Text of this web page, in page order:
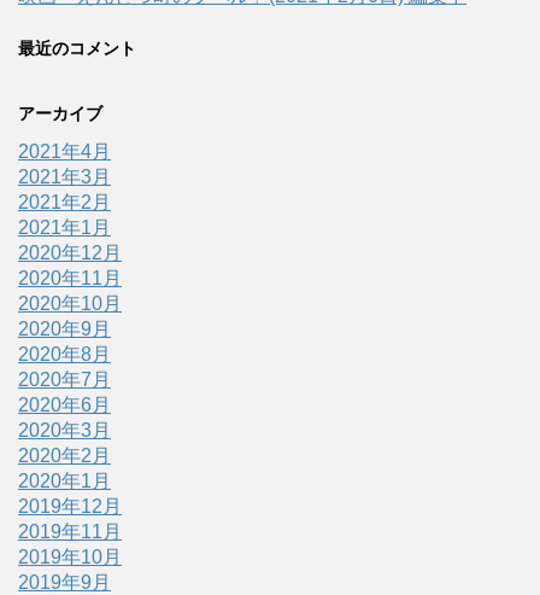
最近のコメント
アーカイブ
2021年4月
2021年3月
2021年2月
2021年1月
2020年12月
2020年11月
2020年10月
2020年9月
2020年8月
2020年7月
2020年6月
2020年3月
2020年2月
2020年1月
2019年12月
2019年11月
2019年10月
2019年9月